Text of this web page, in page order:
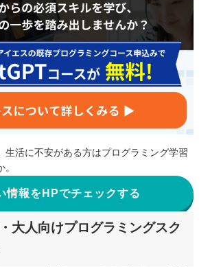
生活に不安がある方はプログラミング学習
情報をHPでチェックする
大人向けプログラミングスク